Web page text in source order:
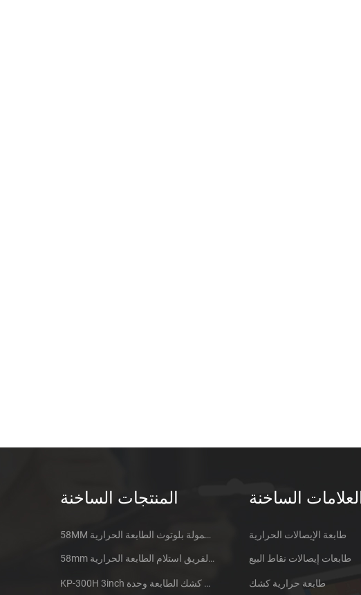
المنتجات الساخنة
58MM المتنقلة المحمولة بلوتوث الطابعة الحرارية PTP-II
58mm الدقيقة الفريق استلام الطابعة الحرارية CSN-A1
KP-300H 3inch الحرارية كشك الطابعة وحدة
الساخنة
طابعة الإيصالات الحرارية
طابعات إيصالات نقاط البيع
طابعة حرارية كشك